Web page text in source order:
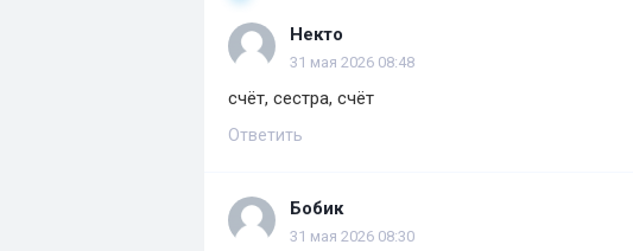
Некто
31 мая 2026 08:48
счёт, сестра, счёт
Ответить
Бобик
31 мая 2026 08:30